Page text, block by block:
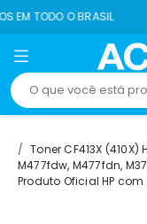
Toner CF413X (410X)
M477fdw, M477fdn,
Produto Oficial HP com